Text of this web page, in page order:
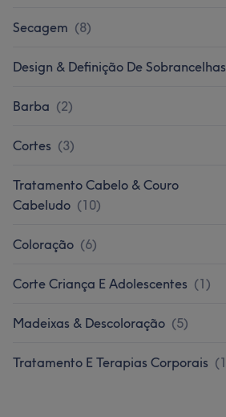
Secagem (8)
Design & Definição De Sobrancelhas
Barba (2)
Cortes (3)
Tratamento Cabelo & Couro
Cabeludo (10)
Coloração (6)
Corte Criança E Adolescentes (1)
Madeixas & Descoloração (5)
Tratamento E Terapias Corporais (1